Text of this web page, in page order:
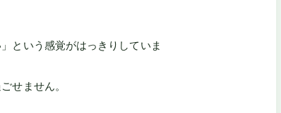
という感覚がはっきりしていま
せません。